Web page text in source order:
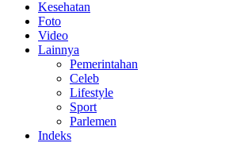
Kesehatan
Foto
Video
Lainnya
Pemerintahan
Celeb
Lifestyle
Sport
Parlemen
Indeks